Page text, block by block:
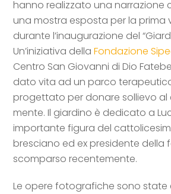
hanno realizzato una narrazione
una mostra esposta per la prima
durante l’inaugurazione del
Un’iniziativa dellaFondazione
Centro San Giovanni di Dio
dato vita ad un parco
progettato per donare sollievo al
mente. Il giardino è dedicato a
importante figura del
bresciano ed ex presidente della
scomparso recentemente.
Le opere fotografiche sono state